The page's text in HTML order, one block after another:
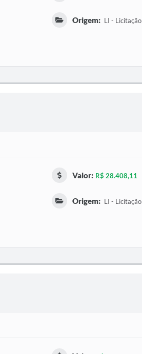
Origem: LI - Licitação
Valor: R$ 28.408,11
Origem: LI - Licitação